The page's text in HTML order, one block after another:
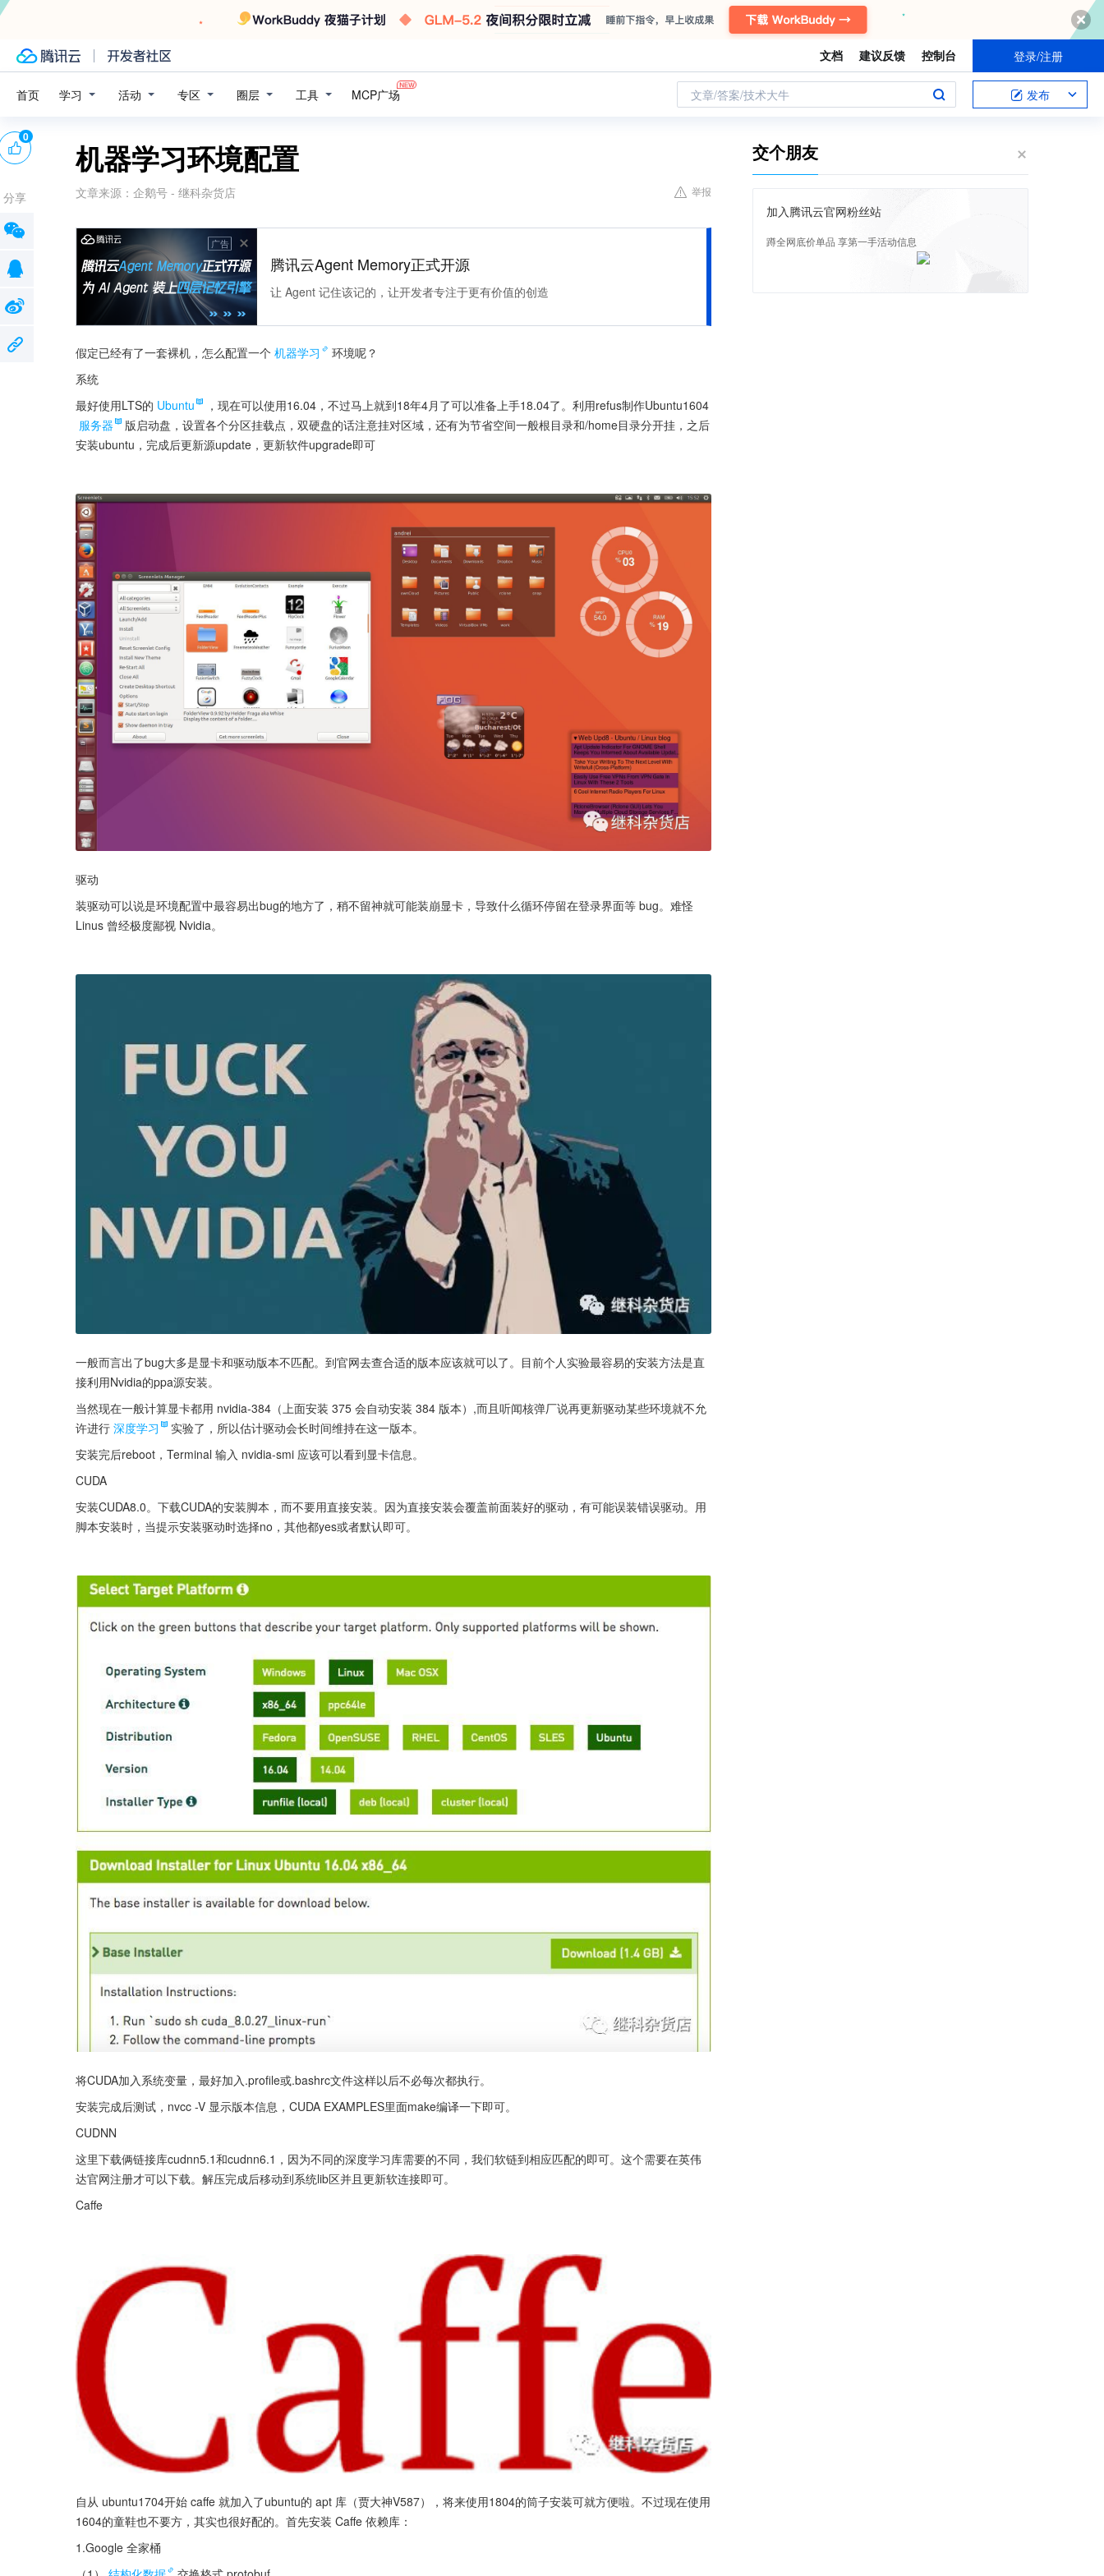
文档 建议反馈 控制台 登录/注册
首页 学习 活动 专区 圈层 工具 MCP广场 文章/答案/技术大牛 发布
机器学习环境配置
文章来源： 企鹅号 - 继科杂货店 举报
广告
腾讯云Agent Memory正式开源
让 Agent 记住该记的，让开发者专注于更有价值的创造
假定已经有了一套裸机，怎么配置一个 机器学习
环境呢？
系统
最好使用LTS的 Ubuntu
服务器
版启动盘，设置各个分区挂载点，双硬盘的话注意挂对区域，还有为节省空间一般根目录和/home目录分开挂，之后
安装ubuntu，完成后更新源update，更新软件upgrade即可
驱动
装驱动可以说是环境配置中最容易出bug的地方了，稍不留神就可能装崩显卡，导致什么循环停留在登录界面等 bug。难怪
Linus 曾经极度鄙视 Nvidia。
一般而言出了bug大多是显卡和驱动版本不匹配。到官网去查合适的版本应该就可以了。目前个人实验最容易的安装方法是直
接利用Nvidia的ppa源安装。
当然现在一般计算显卡都用 nvidia-384（上面安装 375 会自动安装 384 版本）,而且听闻核弹厂说再更新驱动某些环境就不允
许进行 深度学习
实验了，所以估计驱动会长时间维持在这一版本。
安装完后reboot，Terminal 输入 nvidia-smi 应该可以看到显卡信息。
CUDA
安装CUDA8.0。下载CUDA的安装脚本，而不要用直接安装。因为直接安装会覆盖前面装好的驱动，有可能误装错误驱动。用
脚本安装时，当提示安装驱动时选择no，其他都yes或者默认即可。
将CUDA加入系统变量，最好加入.profile或.bashrc文件这样以后不必每次都执行。
安装完成后测试，nvcc -V 显示版本信息，CUDA EXAMPLES里面make编译一下即可。
CUDNN
这里下载俩链接库cudnn5.1和cudnn6.1，因为不同的深度学习库需要的不同，我们软链到相应匹配的即可。这个需要在英伟
达官网注册才可以下载。解压完成后移动到系统lib区并且更新软连接即可。
Caffe
自从 ubuntu1704开始 caffe 就加入了ubuntu的 apt 库（贾大神V587），将来使用1804的筒子安装可就方便啦。不过现在使用
1604的童鞋也不要方，其实也很好配的。首先安装 Caffe 依赖库：
1.Google 全家桶
0
分享
交个朋友
加入腾讯云官网粉丝站
蹲全网底价单品 享第一手活动信息